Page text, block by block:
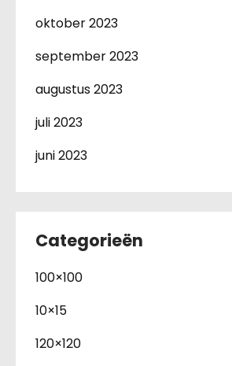
oktober 2023
september 2023
augustus 2023
juli 2023
juni 2023
Categorieën
100×100
10×15
120×120